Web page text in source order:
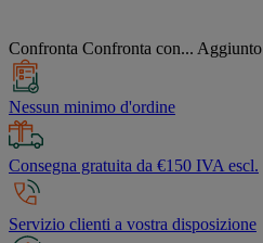
Confronta Confronta con... Aggiunto
Nessun minimo d'ordine
Consegna gratuita da €150 IVA escl.
Servizio clienti a vostra disposizione